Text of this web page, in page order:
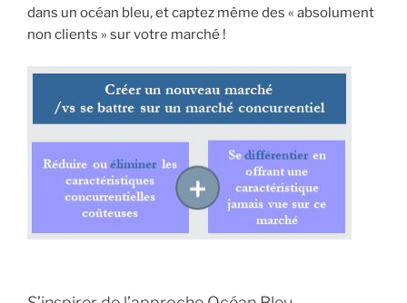
dans un océan bleu, et captez même des « absolument
non clients » sur votre marché !